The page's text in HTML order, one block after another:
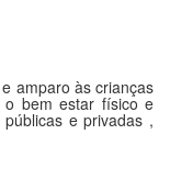
amparo às crianças
o bem estar físico e
e privadas ,